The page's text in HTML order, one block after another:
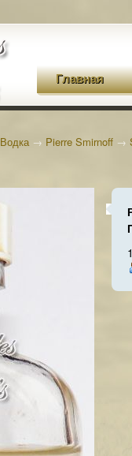
Главная
Водка→ Pierre Smirnoff →